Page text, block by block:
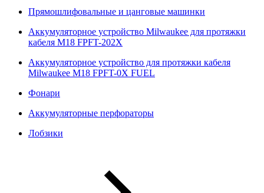
Прямошлифовальные и цанговые машинки
Аккумуляторное устройство Milwaukee для протяжки
кабеля M18 FPFT-202X
Аккумуляторное устройство для протяжки кабеля
Milwaukee M18 FPFT-0X FUEL
Фонари
Аккумуляторные перфораторы
Лобзики